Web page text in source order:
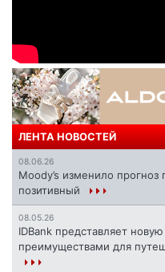
ЛЕНТА НОВОСТЕЙ
08.06.26
Moody’s изменило прогноз
позитивный
08.05.26
IDBank представляет
преимуществами для